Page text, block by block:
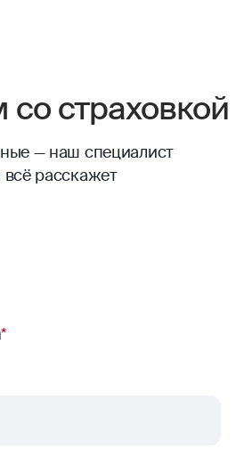
страховкой
— наш специалист
расскажет
*